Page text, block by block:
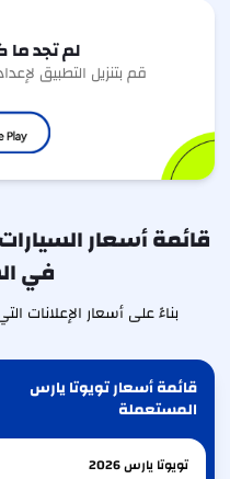
لم تجد
قم بتنزيل التطبيق
قائمة أسعار
في
بناءً على أسعار الإعلانات
قائمة أسعار تويوتا يارس
المستعملة
تويوتايارس2026